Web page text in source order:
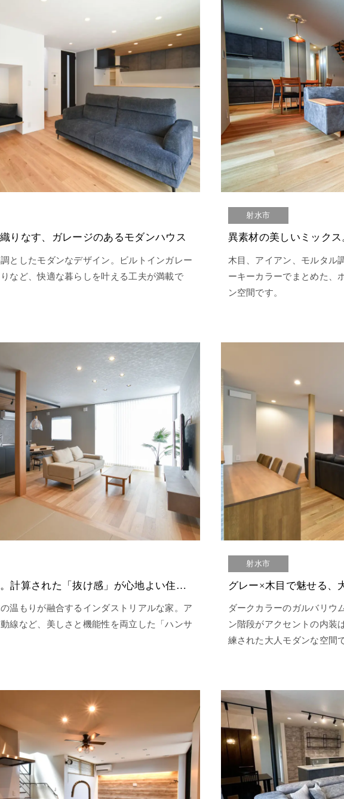
りなす、ガレージのあるモダンハウス
としたモダンなデザイン。ビルトインガレー
など、快適な暮らしを叶える工夫が満載で
射水市
木目、アイアン、モルタル
ーキーカラーでまとめた、
ン空間です。
立体的な空間美。計算された「抜け感」が心地よい住まい
温もりが融合するインダストリアルな家。ア
線など、美しさと機能性を両立した「ハンサ
射水市
ダークカラーのガルバリウ
ン階段がアクセントの内装
練された大人モダンな空間